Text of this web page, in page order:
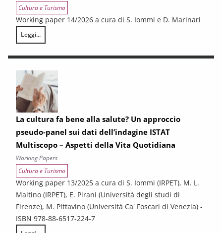
Cultura e Turismo
Working paper 14/2026 a cura di S. Iommi e D. Marinari
Leggi...
L’evoluzione dell’offerta commerciale urbana nelle province
La cultura fa bene alla salute? Un approccio
pseudo-panel sui dati dell’indagine ISTAT
Multiscopo – Aspetti della Vita Quotidiana
Working Papers
Cultura e Turismo
Working paper 13/2025 a cura di S. Iommi (IRPET), M. L.
Maitino (IRPET), E. Pirani (Università degli studi di
Firenze), M. Pittavino (Università Ca' Foscari di Venezia) -
ISBN 978-88-6517-224-7